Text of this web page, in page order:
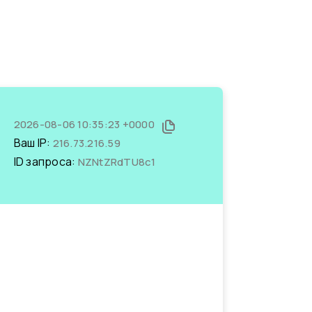
2026-08-06 10:35:23 +0000
Ваш IP: 216.73.216.59
ID запроса: NZNtZRdTU8c1